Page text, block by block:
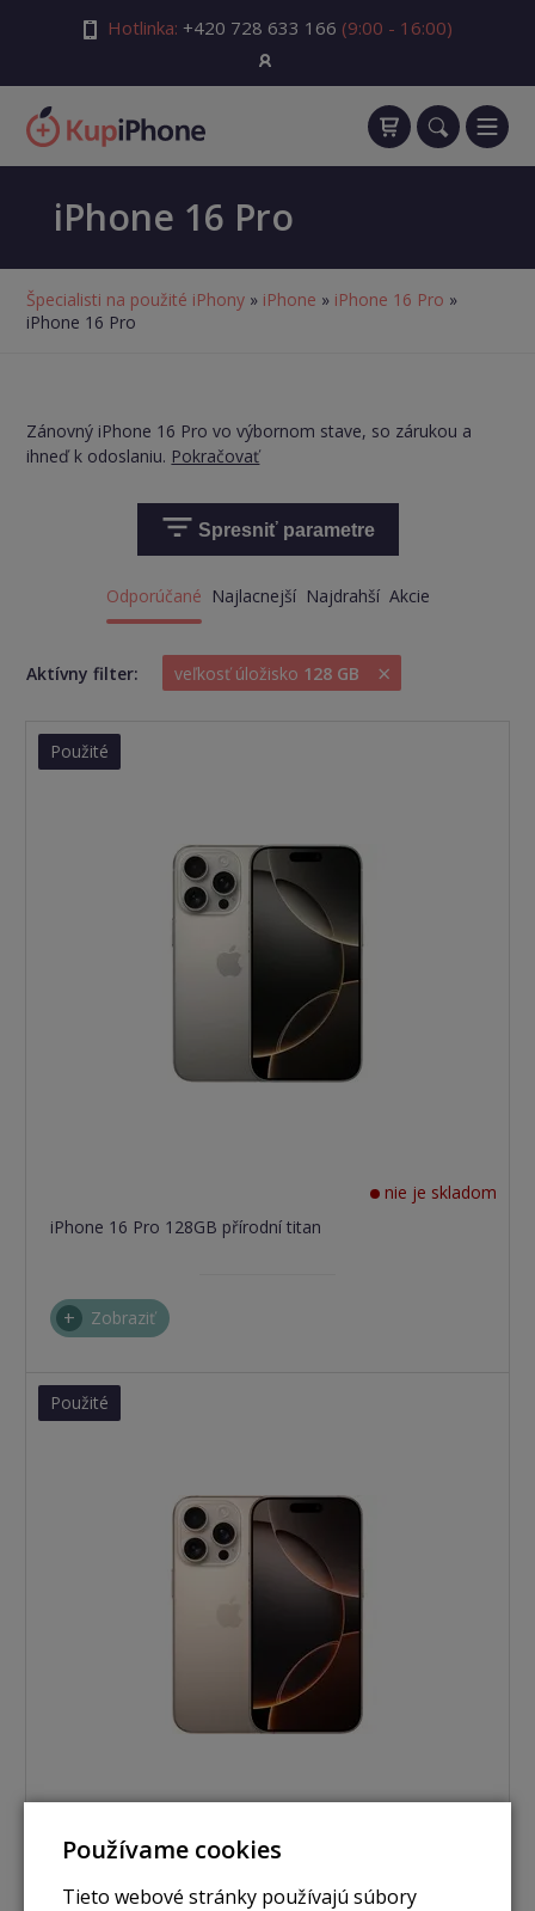
Hotlinka: +420 728 633 166 (9:00 - 16:00)
iPhone 16 Pro
Špecialisti na použité iPhony » iPhone » iPhone 16 Pro »
iPhone 16 Pro
Zánovný iPhone 16 Pro vo výbornom stave, so zárukou a
ihneď k odoslaniu. Pokračovať
Spresniť parametre
Odporúčané Najlacnejší Najdrahší Akcie
Aktívny filter: veľkosť úložisko 128 GB ×
Použité
nie je skladom
iPhone 16 Pro 128GB přírodní titan
Zobraziť
Použité
Používame cookies
Tieto webové stránky používajú súbory